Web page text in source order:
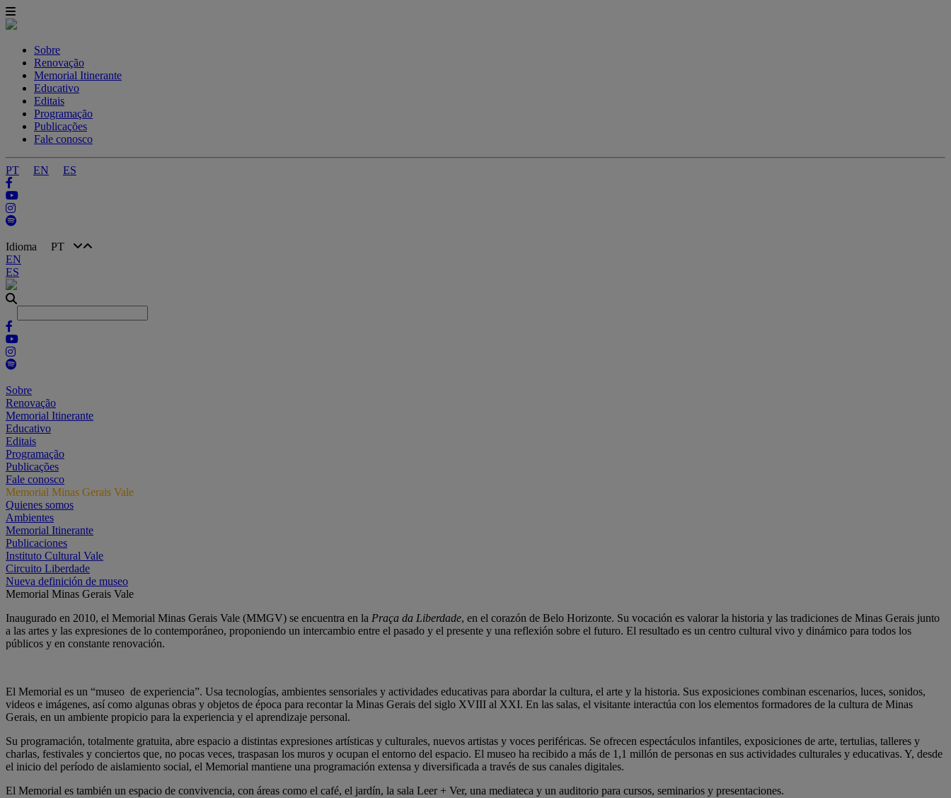
Sobre
Renovação
Memorial Itinerante
Educativo
Editais
Programação
Publicações
Fale conosco
PT EN ES
Idioma PT
EN
ES
Sobre
Renovação
Memorial Itinerante
Educativo
Editais
Programação
Publicações
Fale conosco
Memorial Minas Gerais Vale
Quienes somos
Ambientes
Memorial Itinerante
Publicaciones
Instituto Cultural Vale
Circuito Liberdade
Nueva definición de museo
Memorial Minas Gerais Vale
Inaugurado en 2010, el Memorial Minas Gerais Vale (MMGV) se encuentra en la Praça da Liberdade, en el corazón de Belo Horizonte. Su vocación es valorar la historia y las tradiciones de Minas Gerais junto
a las artes y las expresiones de lo contemporáneo, proponiendo un intercambio entre el pasado y el presente y una reflexión sobre el futuro. El resultado es un centro cultural vivo y dinámico para todos los
públicos y en constante renovación.
El Memorial es un “museo de experiencia”. Usa tecnologías, ambientes sensoriales y actividades educativas para abordar la cultura, el arte y la historia. Sus exposiciones combinan escenarios, luces, sonidos,
videos e imágenes, así como algunas obras y objetos de época para recontar la Minas Gerais del siglo XVIII al XXI. En las salas, el visitante interactúa con los elementos formadores de la cultura de Minas
Gerais, en un ambiente propicio para la experiencia y el aprendizaje personal.
Su programación, totalmente gratuita, abre espacio a distintas expresiones artísticas y culturales, nuevos artistas y voces periféricas. Se ofrecen espectáculos infantiles, exposiciones de arte, tertulias, talleres y
charlas, festivales y conciertos que, no pocas veces, traspasan los muros y ocupan el entorno del espacio. El museo ha recibido a más de 1,1 millón de personas en sus actividades culturales y educativas. Y, desde
el inicio del período de aislamiento social, el Memorial mantiene una programación extensa y diversificada a través de sus canales digitales.
El Memorial es también un espacio de convivencia, con áreas como el café, el jardín, la sala Leer + Ver, una mediateca y un auditorio para cursos, seminarios y presentaciones.